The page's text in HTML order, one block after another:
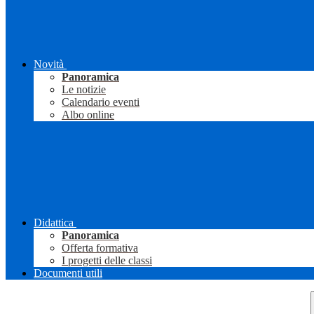
Novità
Panoramica
Le notizie
Calendario eventi
Albo online
Didattica
Panoramica
Offerta formativa
I progetti delle classi
Documenti utili